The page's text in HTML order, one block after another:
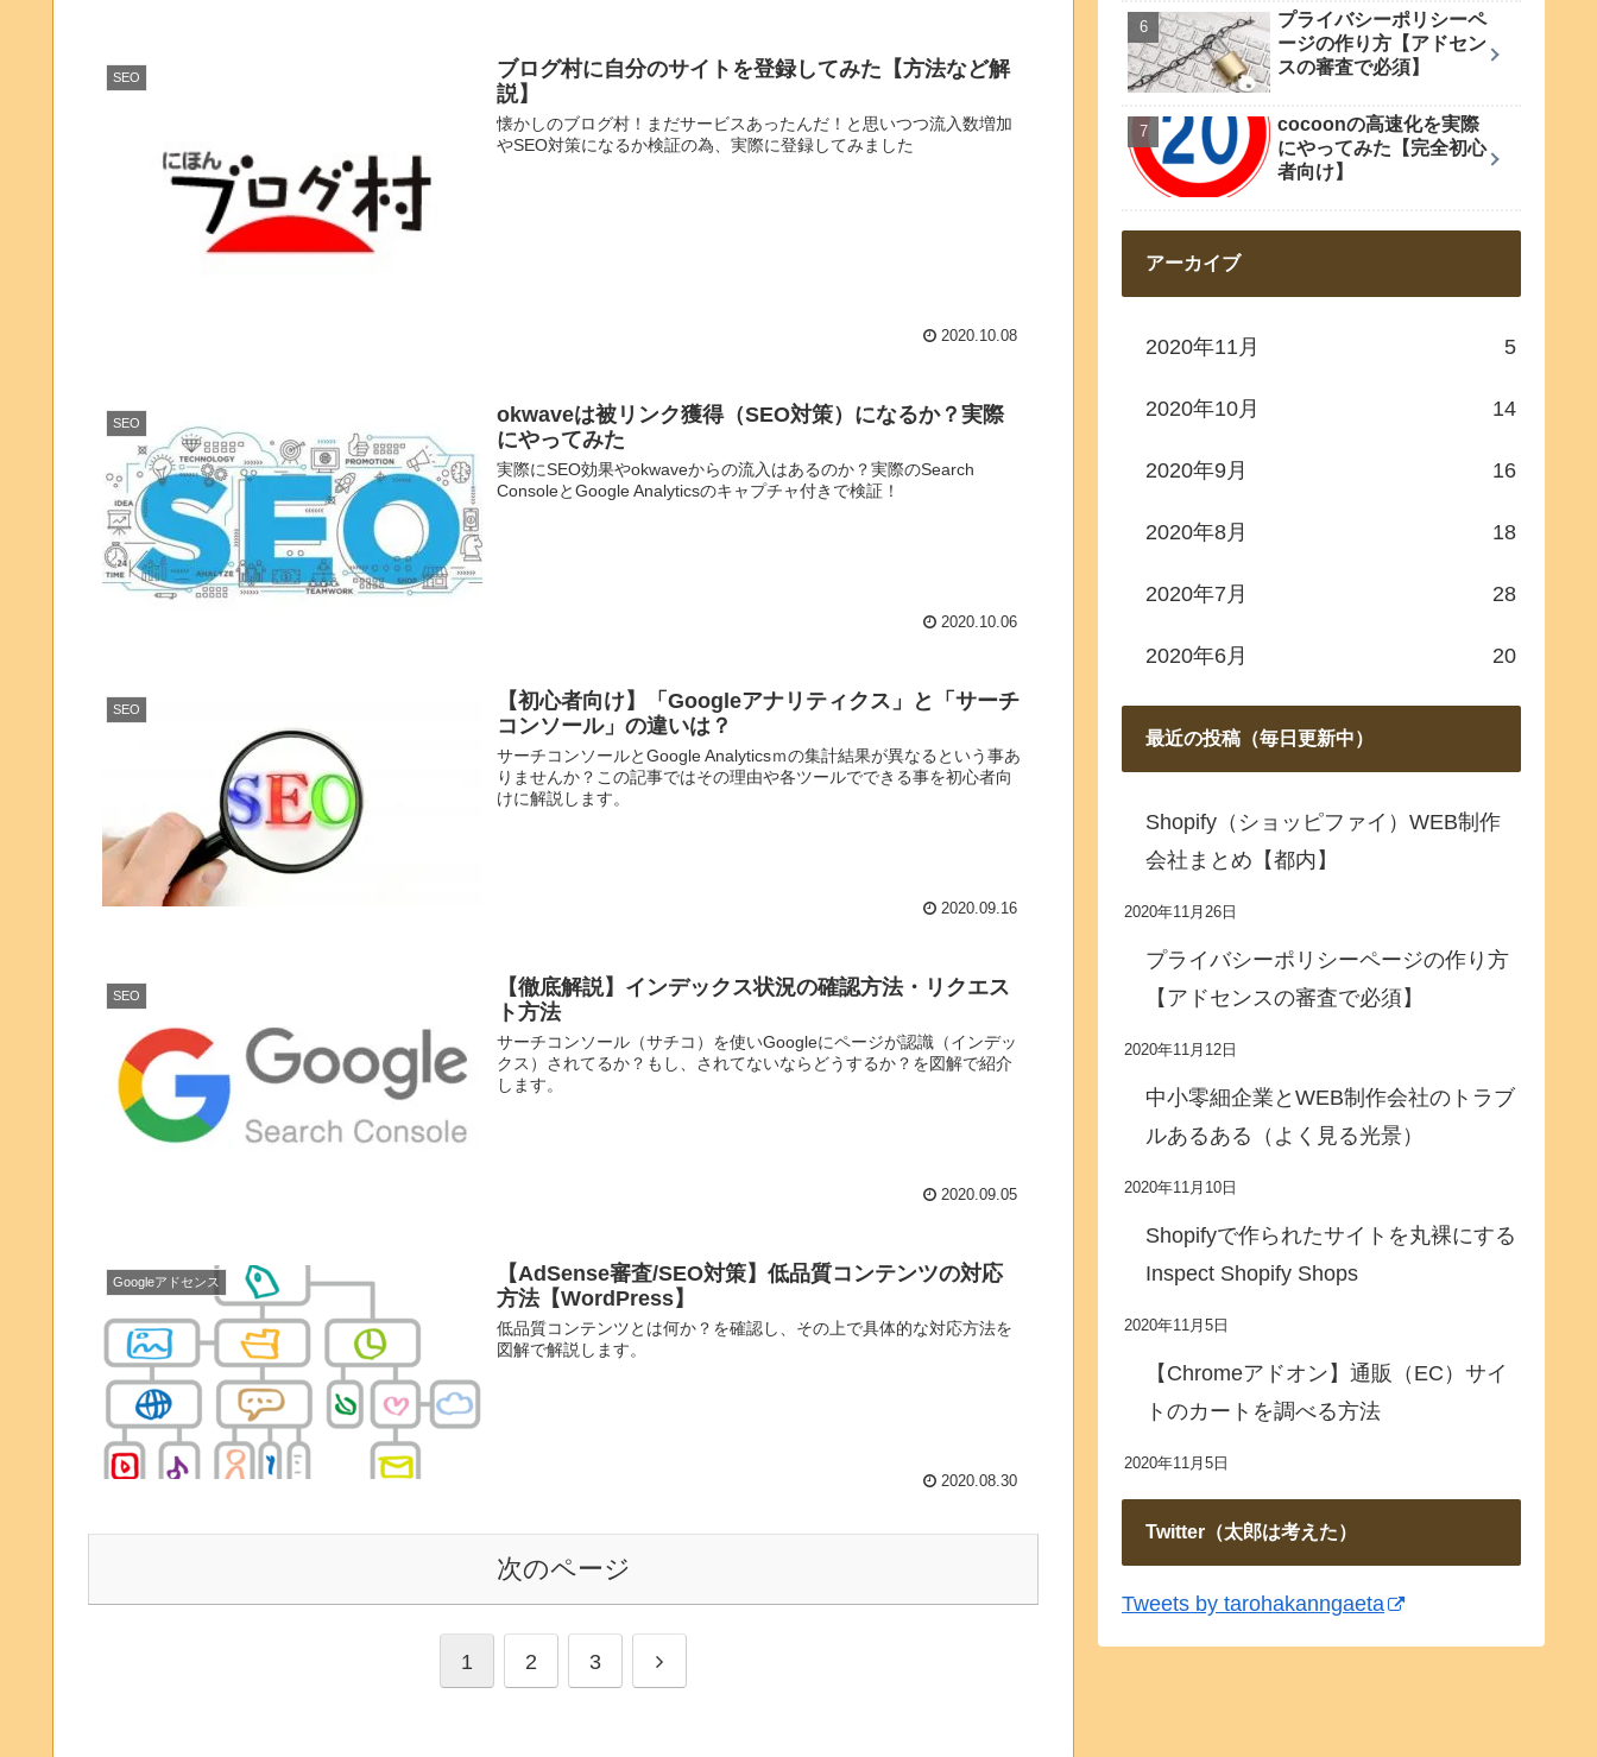
SEO
ブログ村に自分のサイトを登録してみた【方法など解
説】
懐かしのブログ村！まだサービスあったんだ！と思いつつ流入数増加
やSEO対策になるか検証の為、実際に登録してみました
2020.10.08
SEO
okwaveは被リンク獲得（SEO対策）になるか？実際
にやってみた
実際にSEO効果やokwaveからの流入はあるのか？実際のSearch
ConsoleとGoogle Analyticsのキャプチャ付きで検証！
2020.10.06
SEO
【初心者向け】「Googleアナリティクス」と「サーチ
コンソール」の違いは？
サーチコンソールとGoogle Analyticsｍの集計結果が異なるという事あ
りませんか？この記事ではその理由や各ツールでできる事を初心者向
けに解説します。
2020.09.16
SEO
【徹底解説】インデックス状況の確認方法・リクエス
ト方法
サーチコンソール（サチコ）を使いGoogleにページが認識（インデッ
クス）されてるか？もし、されてないならどうするか？を図解で紹介
します。
2020.09.05
Googleアドセンス
【AdSense審査/SEO対策】低品質コンテンツの対応
方法【WordPress】
低品質コンテンツとは何か？を確認し、その上で具体的な対応方法を
図解で解説します。
2020.08.30
次のページ
1 2 3
プライバシーポリシーペ
ージの作り方【アドセン
スの審査で必須】
cocoonの高速化を実際
にやってみた【完全初心
者向け】
アーカイブ
2020年11月 5
2020年10月 14
2020年9月 16
2020年8月 18
2020年7月 28
2020年6月 20
最近の投稿（毎日更新中）
Shopify（ショッピファイ）WEB制作
会社まとめ【都内】
2020年11月26日
プライバシーポリシーページの作り方
【アドセンスの審査で必須】
2020年11月12日
中小零細企業とWEB制作会社のトラブ
ルあるある（よく見る光景）
2020年11月10日
Shopifyで作られたサイトを丸裸にする
Inspect Shopify Shops
2020年11月5日
【Chromeアドオン】通販（EC）サイ
トのカートを調べる方法
2020年11月5日
Twitter（太郎は考えた）
Tweets by tarohakanngaeta